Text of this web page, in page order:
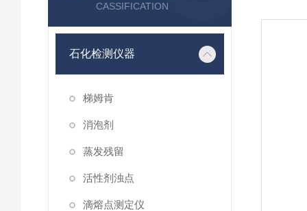
CASSIFICATION
石化检测仪器
梯姆肯
消泡剂
蒸发残留
活性剂浊点
滴熔点测定仪